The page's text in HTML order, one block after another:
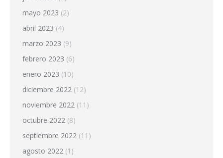
mayo 2023 (2)
abril 2023 (4)
marzo 2023 (9)
febrero 2023 (6)
enero 2023 (10)
diciembre 2022 (12)
noviembre 2022 (11)
octubre 2022 (8)
septiembre 2022 (11)
agosto 2022 (1)